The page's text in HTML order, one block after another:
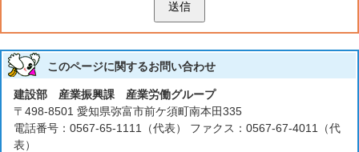
送信
このページに関するお問い合わせ
建設部 産業振興課 産業労働グループ
〒498-8501 愛知県弥富市前ケ須町南本田335
電話番号：0567-65-1111（代表） ファクス：0567-67-4011（代
表）